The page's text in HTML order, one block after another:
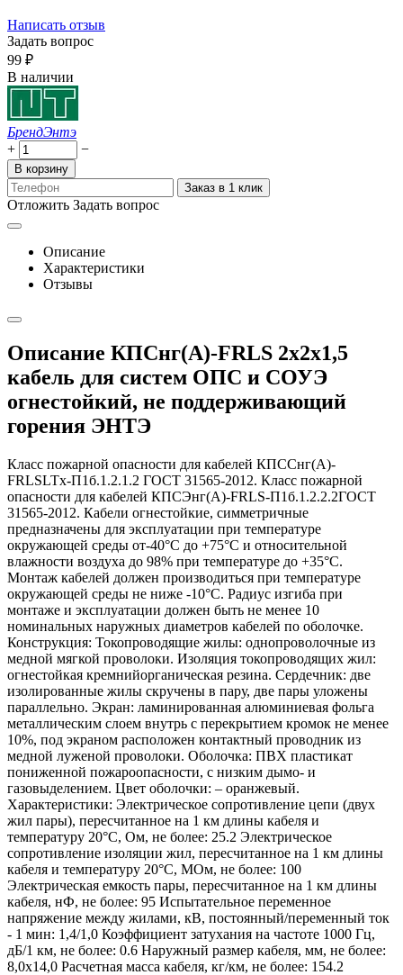
Написать отзыв
Задать вопрос
‍99‍ ₽
В наличии
БрендЭнтэ
+
−
В корзину
Заказ в 1 клик
Отложить Задать вопрос
Описание
Характеристики
Отзывы
Описание КПСнг(А)-FRLS 2x2x1,5
кабель для систем ОПС и СОУЭ
огнестойкий, не поддерживающий
горения ЭНТЭ
Класс пожарной опасности для кабелей КПССнг(А)-
FRLSLTx-П1б.1.2.1.2 ГОСТ 31565-2012. Класс пожарной
опасности для кабелей КПСЭнг(А)-FRLS-П1б.1.2.2.2ГОСТ
31565-2012. Кабели огнестойкие, симметричные
предназначены для эксплуатации при температуре
окружающей среды от-40°С до +75°С и относительной
влажности воздуха до 98% при температуре до +35°С.
Монтаж кабелей должен производиться при температуре
окружающей среды не ниже -10°С. Радиус изгиба при
монтаже и эксплуатации должен быть не менее 10
номинальных наружных диаметров кабелей по оболочке.
Конструкция: Токопроводящие жилы: однопроволочные из
медной мягкой проволоки. Изоляция токопроводящих жил:
огнестойкая кремнийорганическая резина. Cердечник: две
изолированные жилы скручены в пару, две пары уложены
параллельно. Экран: ламинированная алюминиевая фольга
металлическим слоем внутрь с перекрытием кромок не менее
10%, под экраном расположен контактный проводник из
медной луженой проволоки. Оболочка: ПВХ пластикат
пониженной пожароопасности, с низким дымо- и
газовыделением. Цвет оболочки: – оранжевый.
Характеристики: Электрическое сопротивление цепи (двух
жил пары), пересчитанное на 1 км длины кабеля и
температуру 20°C, Ом, не более: 25.2 Электрическое
сопротивление изоляции жил, пересчитанное на 1 км длины
кабеля и температуру 20°С, МОм, не более: 100
Электрическая емкость пары, пересчитанное на 1 км длины
кабеля, нФ, не более: 95 Испытательное переменное
напряжение между жилами, кВ, постоянный/переменный ток
- 1 мин: 1,4/1,0 Коэффициент затухания на частоте 1000 Гц,
дБ/1 км, не более: 0.6 Наружный размер кабеля, мм, не более:
8,0х14,0 Расчетная масса кабеля, кг/км, не более: 154.2